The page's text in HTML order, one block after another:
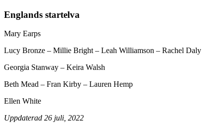
Englands startelva
Mary Earps
Lucy Bronze – Millie Bright – Leah Williamson – Rachel Daly
Georgia Stanway – Keira Walsh
Beth Mead – Fran Kirby – Lauren Hemp
Ellen White
Uppdaterad 26 juli, 2022